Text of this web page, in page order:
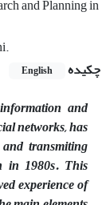
and Planning in
چکیده
English
and
networks, has
transmiting
in 1980s. This
experience of